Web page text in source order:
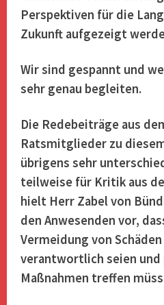
Perspektiven für die
Zukunft aufgezeigt
Wir sind gespannt und
sehr genau begleiten.
Die Redebeiträge aus
Ratsmitglieder zu
übrigens sehr
teilweise für Kritik aus
hielt Herr Zabel von
den Anwesenden vor,
Vermeidung von
verantwortlich seien
Maßnahmen treffen